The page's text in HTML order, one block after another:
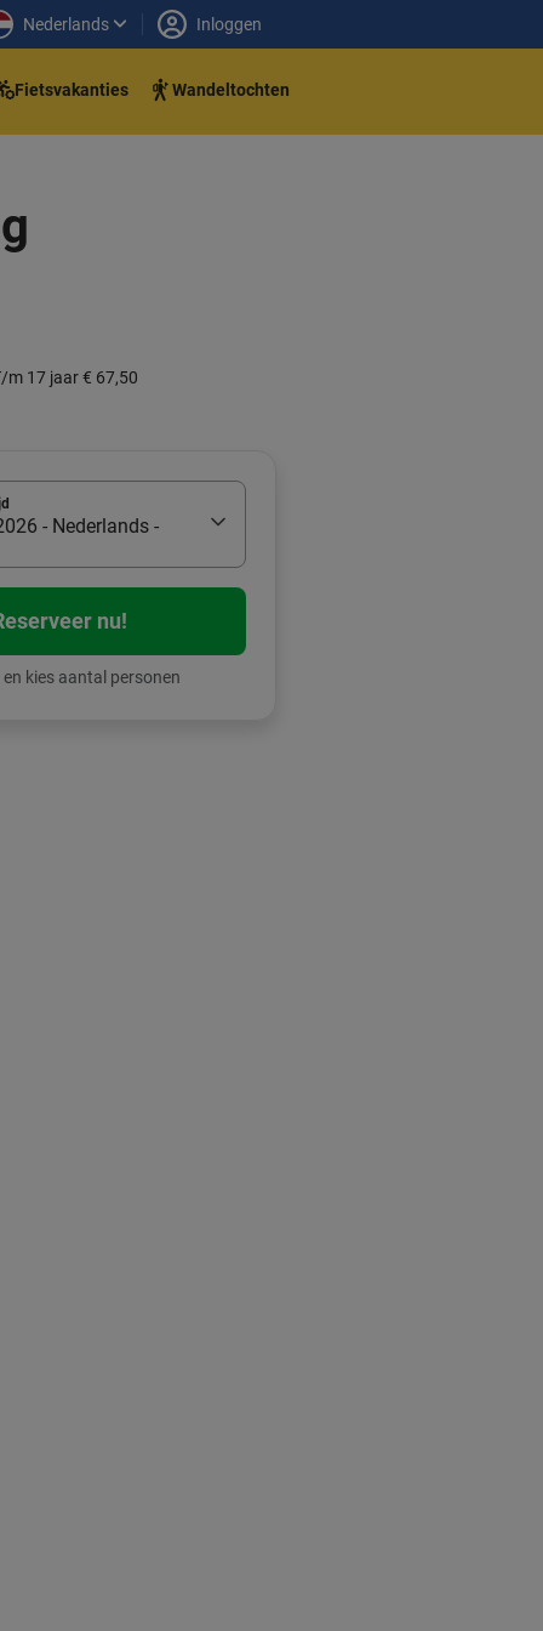
Nederlands Inloggen
Fietsvakanties Wandeltochten
m 17 jaar € 67,50
- Nederlands -
nu!
en kies aantal personen